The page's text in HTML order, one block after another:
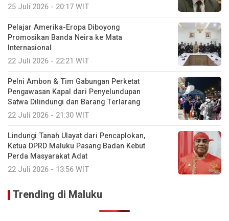
25 Juli 2026 - 20:17 WIT
Pelajar Amerika-Eropa Diboyong
Promosikan Banda Neira ke Mata
Internasional
22 Juli 2026 - 22:21 WIT
Pelni Ambon & Tim Gabungan Perketat
Pengawasan Kapal dari Penyelundupan
Satwa Dilindungi dan Barang Terlarang
22 Juli 2026 - 21:30 WIT
Lindungi Tanah Ulayat dari Pencaplokan,
Ketua DPRD Maluku Pasang Badan Kebut
Perda Masyarakat Adat
22 Juli 2026 - 13:56 WIT
Trending di Maluku